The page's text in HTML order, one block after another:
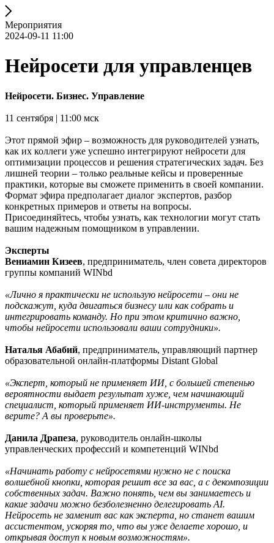
Мероприятия
2024-09-11 11:00
Нейросети для управленцев
Нейросети. Бизнес. Управление
11 сентября | 11:00 мск
Этот прямой эфир – возможность для руководителей узнать,
как их коллеги уже успешно интегрируют нейросети для
оптимизации процессов и решения стратегических задач. Без
лишней теории – только реальные кейсы и проверенные
практики, которые вы сможете применить в своей компании.
Формат эфира предполагает диалог экспертов, разбор
конкретных примеров и ответы на вопросы.
Присоединяйтесь, чтобы узнать, как технологии могут стать
вашим надежным помощником в управлении.
Эксперты
Вениамин Кизеев, предприниматель, член совета директоров
группы компаний WINbd
«Лично я практически не использую нейросети – они не
подскажут, куда двигаться бизнесу или как собрать и
интегрировать команду. Но при этом критично важно,
чтобы нейросети использовали ваши сотрудники».
Наталья Абабий, предприниматель, управляющий партнер
образовательной онлайн-платформы Distant Global
«Эксперт, который не применяет ИИ, с большей степенью
вероятности выдает результат хуже, чем начинающий
специалист, который применяет ИИ-инструменты. Не
верите? А вы проверьте».
Данила Драпеза, руководитель онлайн-школы
управленческих профессий и компетенций WINbd
«Начинать работу с нейросетями нужно не с поиска
волшебной кнопки, которая решит все за вас, а с декомпозиции
собственных задач. Важно понять, чем вы занимаетесь и
какие задачи можно безболезненно делегировать AI.
Нейросеть не заменит вас как эксперта, но станет вашим
ассистентом, ускоряя то, что вы уже делаете хорошо, и
открывая доступ к новым возможностям».